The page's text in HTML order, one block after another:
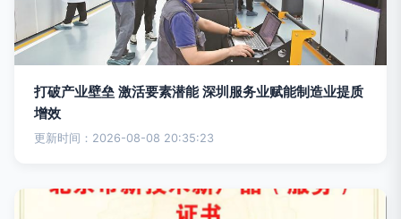
打破产业壁垒 激活要素潜能 深圳服务业赋能制造业提质
增效
更新时间：2026-08-08 20:35:23